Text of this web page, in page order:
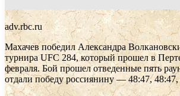
adv.rbc.ru
Махачев победил Александра
турнира UFC 284, который прошел в
февраля. Бой прошел отведенные пять
отдали победу россиянину — 48:47, 48:47,